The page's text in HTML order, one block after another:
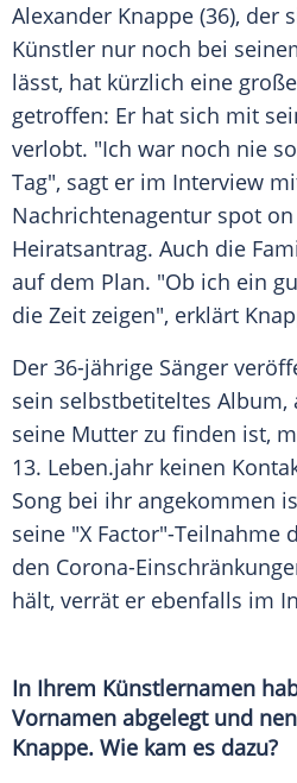
Alexander Knappe (36), der
Künstler nur noch bei
lässt, hat kürzlich eine
getroffen: Er hat sich mit
verlobt. "Ich war noch nie
Tag", sagt er im Interview
Nachrichtenagentur spot
Heiratsantrag. Auch die
auf dem Plan. "Ob ich ein
die Zeit zeigen", erklärt
Der 36-jährige Sänger
sein selbstbetiteltes Album,
seine Mutter zu finden ist,
13. Leben.jahr keinen
Song bei ihr angekommen
seine "X Factor"-Teilnahme
den Corona-
hält, verrät er ebenfalls im
In Ihrem Künstlernamen
Vornamen abgelegt und
Knappe. Wie kam es dazu?